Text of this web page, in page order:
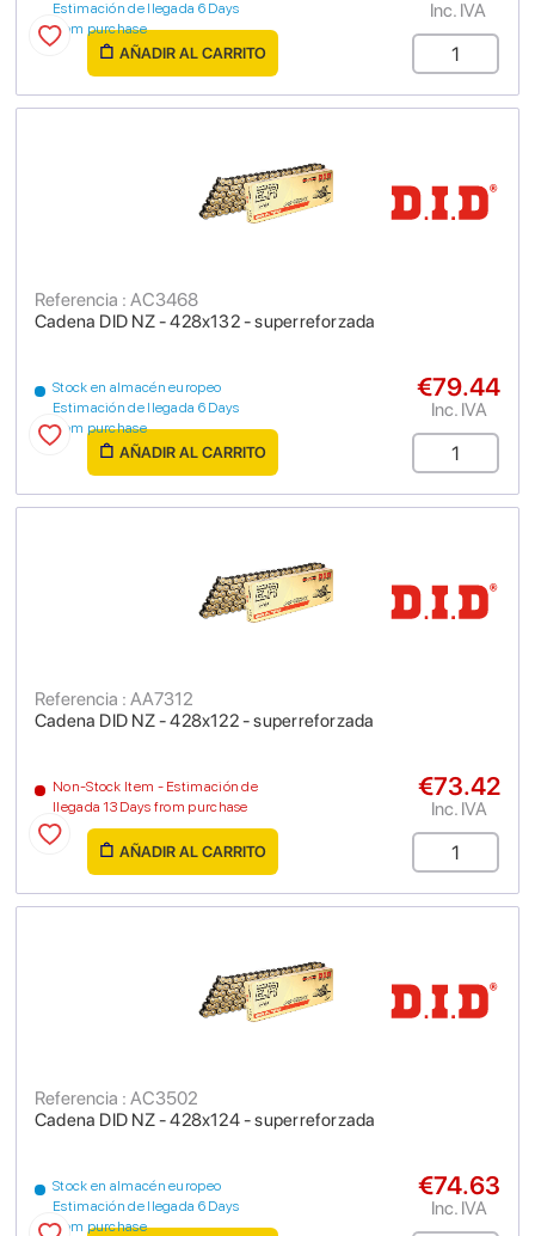
Estimación de llegada 6 Days
from purchase
Inc. IVA
AÑADIR AL CARRITO
Cadena DID NZ - 428x132 - superreforzada
Referencia : AC3468
Stock en almacén europeo
Estimación de llegada 6 Days
from purchase
€79.44
Inc. IVA
AÑADIR AL CARRITO
Cadena DID NZ - 428x122 - superreforzada
Referencia : AA7312
Non-Stock Item - Estimación de
llegada 13 Days from purchase
€73.42
Inc. IVA
AÑADIR AL CARRITO
Cadena DID NZ - 428x124 - superreforzada
Referencia : AC3502
Stock en almacén europeo
Estimación de llegada 6 Days
from purchase
€74.63
Inc. IVA